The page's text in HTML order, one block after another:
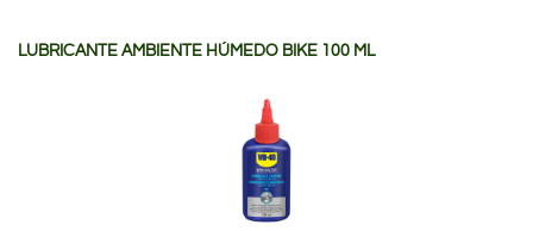
LUBRICANTE AMBIENTE HÚMEDO BIKE 100 ML